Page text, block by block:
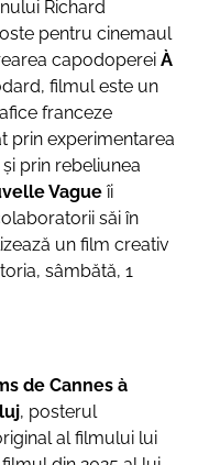
Richard
pentru cinemaul
capodoperei À
filmul este un
franceze
prin experimentarea
prin rebeliunea
Vague îi
săi în
un film creativ
sâmbătă, 1
de Cannes à
, posterul
al filmului lui